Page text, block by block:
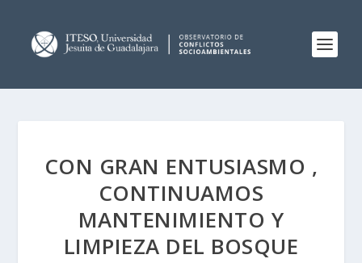
CON GRAN ENTUSIASMO ,
CONTINUAMOS
MANTENIMIENTO Y
LIMPIEZA DEL BOSQUE